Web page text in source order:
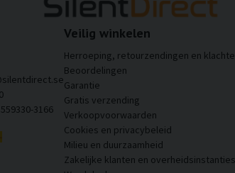
3166
Veilig winkelen
Herroeping, retourzendingen en
Beoordelingen
Garantie
Gratis verzending
Verkoopvoorwaarden
Cookies en privacybeleid
Milieu en duurzaamheid
Zakelijke klanten en overheidsinstanties